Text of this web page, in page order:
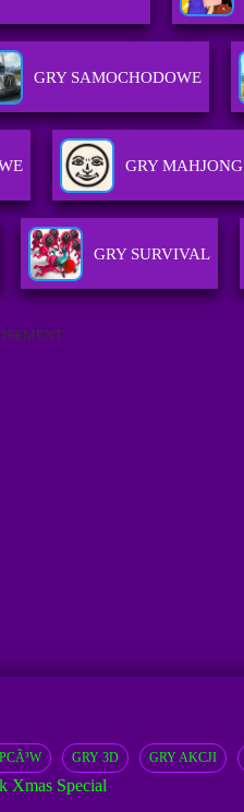
GRY SAMOCHODOWE
GRY MAHJONG
GRY SURVIVAL
GRY 3D GRY AKCJI
Xmas Special